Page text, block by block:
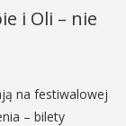
i Oli – nie
na festiwalowej
– bilety